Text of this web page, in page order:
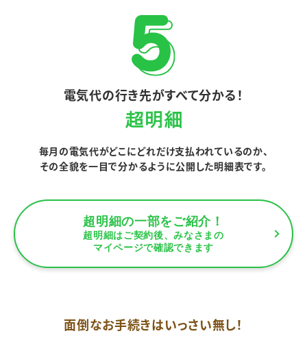
電気代の行き先がすべて分かる！
毎月の電気代がどこにどれだけ支払われているのか、
その全貌を一目で分かるように公開した明細表です。
超明細の一部をご紹介！
超明細はご契約後、みなさまの
マイページで確認できます
面倒なお手続きはいっさい無し！